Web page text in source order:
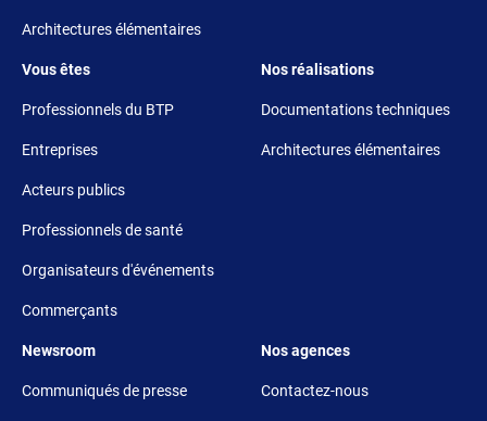
Architectures élémentaires
Footer 3
Vous êtes
Professionnels du BTP
Entreprises
Acteurs publics
Professionnels de santé
Organisateurs d'événements
Commerçants
Footer 4
Nos réalisations
Documentations techniques
Architectures élémentaires
Footer 5
Newsroom
Communiqués de presse
Footer 6
Nos agences
Contactez-nous